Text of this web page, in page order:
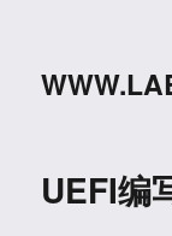
UEFI编